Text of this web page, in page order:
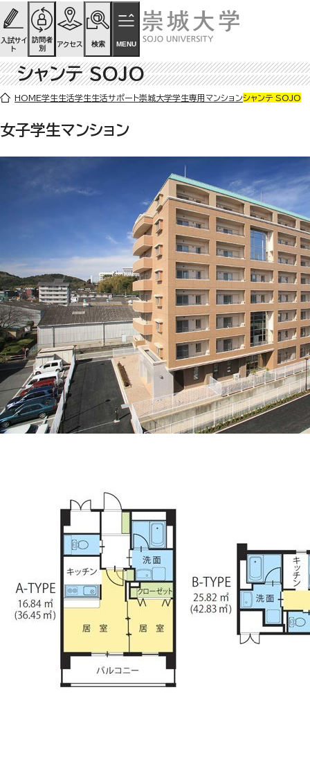
ページの先頭です
ページ内を移動するためのリンク
本文(c)へ
入試サイ
ト
訪問者
別
アクセス 検索 MENU
ここから本文です。
シャンテ SOJO
HOME学生生活学生生活サポート崇城大学学生専用マンションシャンテ SOJO
女子学生マンション